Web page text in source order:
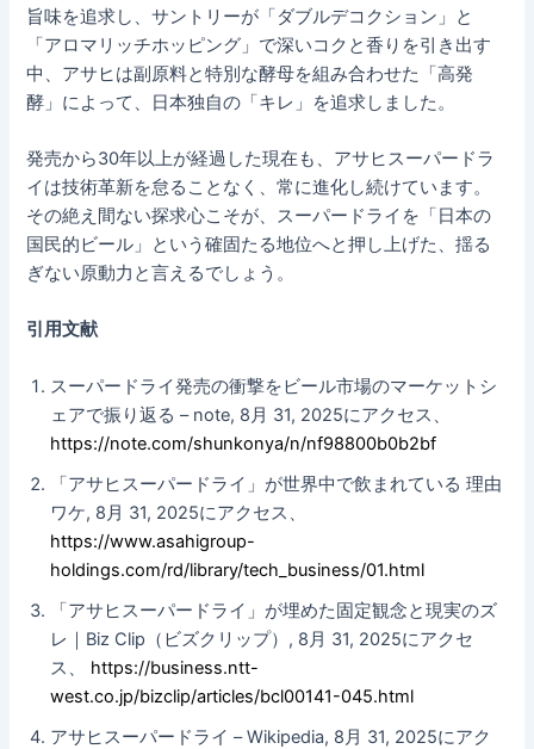
旨味を追求し、サントリーが「ダブルデコクション」と
「アロマリッチホッピング」で深いコクと香りを引き出す
中、アサヒは副原料と特別な酵母を組み合わせた「高発
酵」によって、日本独自の「キレ」を追求しました。
発売から30年以上が経過した現在も、アサヒスーパードラ
イは技術革新を怠ることなく、常に進化し続けています。
その絶え間ない探求心こそが、スーパードライを「日本の
国民的ビール」という確固たる地位へと押し上げた、揺る
ぎない原動力と言えるでしょう。
引用文献
スーパードライ発売の衝撃をビール市場のマーケットシ
ェアで振り返る – note, 8月 31, 2025にアクセス、
https://note.com/shunkonya/n/nf98800b0b2bf
「アサヒスーパードライ」が世界中で飲まれている 理由
ワケ, 8月 31, 2025にアクセス、
https://www.asahigroup-
holdings.com/rd/library/tech_business/01.html
「アサヒスーパードライ」が埋めた固定観念と現実のズ
レ｜Biz Clip（ビズクリップ）, 8月 31, 2025にアクセ
ス、 https://business.ntt-
west.co.jp/bizclip/articles/bcl00141-045.html
アサヒスーパードライ – Wikipedia, 8月 31, 2025にアク